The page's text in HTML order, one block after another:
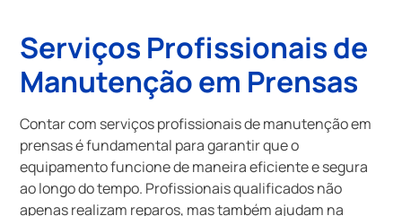
Serviços Profissionais de
Manutenção em Prensas
Contar com serviços profissionais de manutenção em
prensas é fundamental para garantir que o
equipamento funcione de maneira eficiente e segura
ao longo do tempo. Profissionais qualificados não
apenas realizam reparos, mas também ajudam na